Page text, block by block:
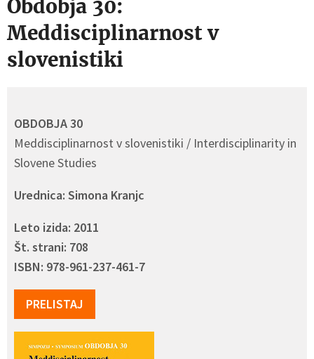
Obdobja 30:
Meddisciplinarnost v
slovenistiki
OBDOBJA 30
Meddisciplinarnost v slovenistiki / Interdisciplinarity in
Slovene Studies
Urednica: Simona Kranjc
Leto izida: 2011
Št. strani: 708
ISBN: 978-961-237-461-7
PRELISTAJ